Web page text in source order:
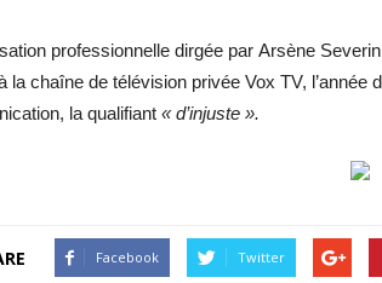
professionnelle dirgée par Arsène
la chaîne de télévision privée Vox TV,
la qualifiant « d’injuste ».
Facebook Twitter